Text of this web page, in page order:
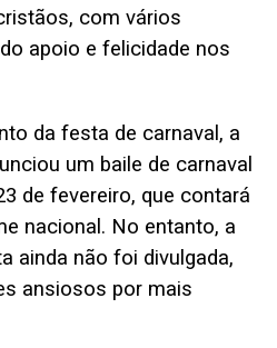
com vários
apoio e felicidade nos
da festa de carnaval, a
um baile de carnaval
de fevereiro, que contará
nacional. No entanto, a
ainda não foi divulgada,
ansiosos por mais